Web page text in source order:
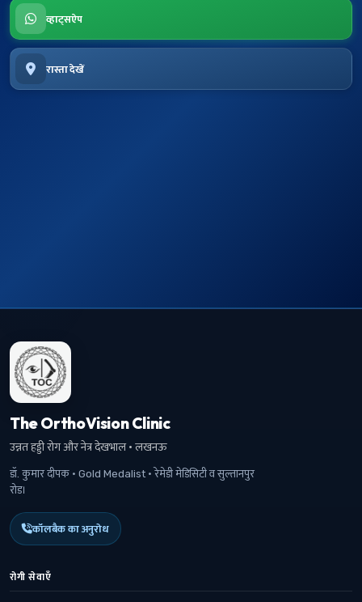
व्हाट्सऐप
रास्ता देखें
The OrthoVision Clinic
उन्नत हड्डी रोग और नेत्र देखभाल · लखनऊ
डॉ. कुमार दीपक · Gold Medalist · रेमेडी मेडिसिटी व सुल्तानपुर
रोड।
कॉलबैक का अनुरोध
रोगी सेवाएँ